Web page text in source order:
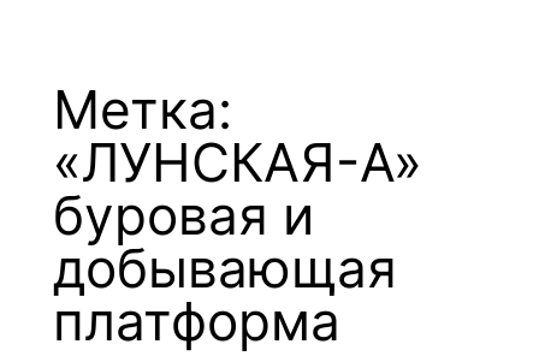
Метка:
«ЛУНСКАЯ-А»
буровая и
добывающая
платформа